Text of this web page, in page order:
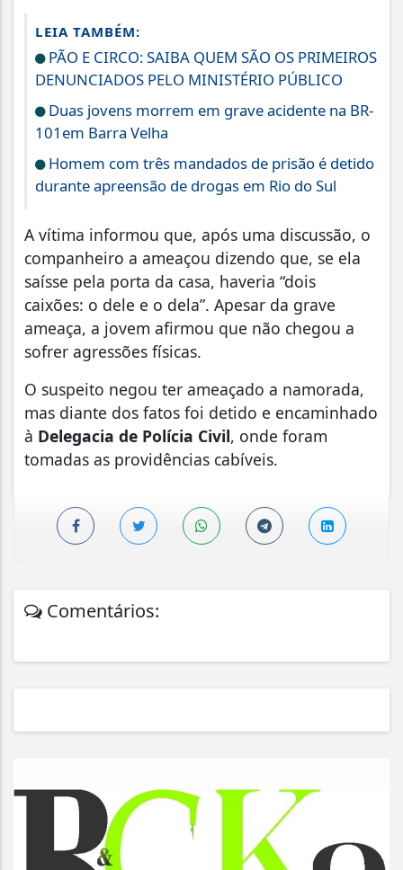
LEIA TAMBÉM:
PÃO E CIRCO: SAIBA QUEM SÃO OS PRIMEIROS
DENUNCIADOS PELO MINISTÉRIO PÚBLICO
Duas jovens morrem em grave acidente na BR-
101em Barra Velha
Homem com três mandados de prisão é detido
durante apreensão de drogas em Rio do Sul
A vítima informou que, após uma discussão, o
companheiro a ameaçou dizendo que, se ela
saísse pela porta da casa, haveria “dois
caixões: o dele e o dela”. Apesar da grave
ameaça, a jovem afirmou que não chegou a
sofrer agressões físicas.
O suspeito negou ter ameaçado a namorada,
mas diante dos fatos foi detido e encaminhado
à Delegacia de Polícia Civil, onde foram
tomadas as providências cabíveis.
Comentários: